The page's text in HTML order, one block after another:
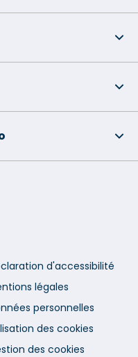
d'accessibilité
légales
personnelles
des cookies
des cookies